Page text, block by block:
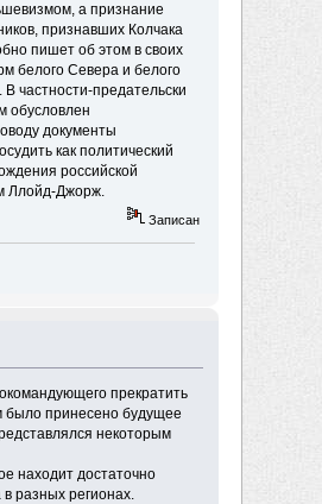
а признание
признавших Колчака
пишет об этом в своих
белого Севера и белого
частности-предательски
обусловлен
документы
как политический
российской
Ллойд-Джорж.
Записан
прекратить
было принесено будущее
некоторым
находит достаточно
разных регионах.